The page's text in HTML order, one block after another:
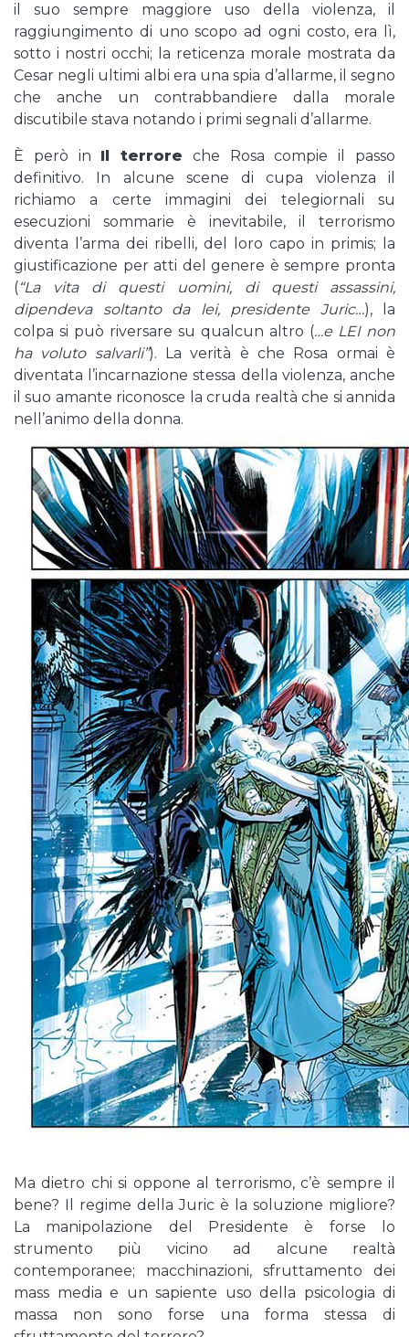
il suo sempre maggiore uso della violenza, il
raggiungimento di uno scopo ad ogni costo, era lì,
sotto i nostri occhi; la reticenza morale mostrata da
Cesar negli ultimi albi era una spia d’allarme, il segno
che anche un contrabbandiere dalla morale
discutibile stava notando i primi segnali d’allarme.
È però in Il terrore che Rosa compie il passo
definitivo. In alcune scene di cupa violenza il
richiamo a certe immagini dei telegiornali su
esecuzioni sommarie è inevitabile, il terrorismo
diventa l’arma dei ribelli, del loro capo in primis; la
giustificazione per atti del genere è sempre pronta
(“La vita di questi uomini, di questi assassini,
dipendeva soltanto da lei, presidente Juric…), la
colpa si può riversare su qualcun altro (…e LEI non
ha voluto salvarli”). La verità è che Rosa ormai è
diventata l’incarnazione stessa della violenza, anche
il suo amante riconosce la cruda realtà che si annida
nell’animo della donna.
Ma dietro chi si oppone al terrorismo, c’è sempre il
bene? Il regime della Juric è la soluzione migliore?
La manipolazione del Presidente è forse lo
strumento più vicino ad alcune realtà
contemporanee; macchinazioni, sfruttamento dei
mass media e un sapiente uso della psicologia di
massa non sono forse una forma stessa di